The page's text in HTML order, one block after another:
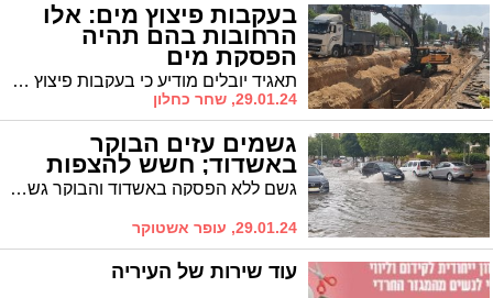
בעקבות פיצוץ מים: אלו
הרחובות בהם תהיה
הפסקת מים
תאגיד יובלים מודיע כי בעקבות פיצוץ מים גדול ולא צפוי בפינת הרחובות הנפט - היוזמה, תתקיים סגירת מים ברחובות היוזמה, הבטיחות, הנפט והקידמה
29.01.24, שחר כחלון
גשמים עזים הבוקר
באשדוד; חשש להצפות
גשם ללא הפסקה באשדוד והבוקר גשמים עזים עם חשש להצפות. לפי שעה, צוותי עיריית אשדוד פרוסים ברחבי העיר ומגיבים לכל אירוע עם חשש למפגע ממזג האוויר
29.01.24, עופר אשטוקר
עוד שירות של העיריה